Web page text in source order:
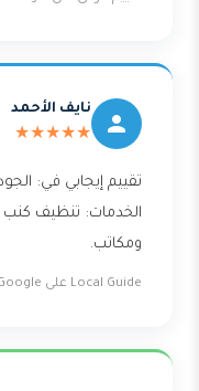
نايف الأحمد
★★★★★
تقييم إيجابي في:
الخدمات: تنظيف كنب
ومكاتب.
Local Guide على Google